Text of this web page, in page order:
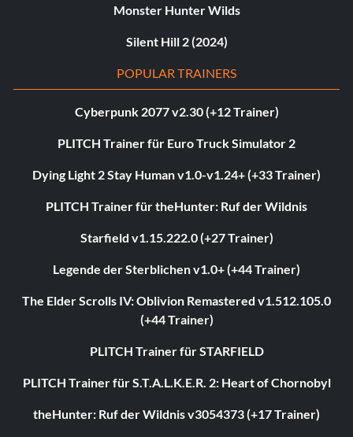
Monster Hunter Wilds
Silent Hill 2 (2024)
POPULAR TRAINERS
Cyberpunk 2077 v2.30 (+12 Trainer)
PLITCH Trainer für Euro Truck Simulator 2
Dying Light 2 Stay Human v1.0-v1.24+ (+33 Trainer)
PLITCH Trainer für theHunter: Ruf der Wildnis
Starfield v1.15.222.0 (+27 Trainer)
Legende der Sterblichen v1.0+ (+44 Trainer)
The Elder Scrolls IV: Oblivion Remastered v1.512.105.0
(+44 Trainer)
PLITCH Trainer für STARFIELD
PLITCH Trainer für S.T.A.L.K.E.R. 2: Heart of Chornobyl
theHunter: Ruf der Wildnis v3054373 (+17 Trainer)